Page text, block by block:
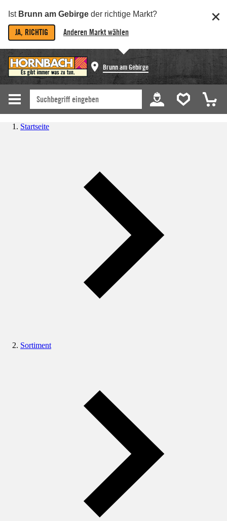
Ist Brunn am Gebirge der richtige Markt?
JA, RICHTIG Anderen Markt wählen
Brunn am Gebirge
Startseite
Sortiment